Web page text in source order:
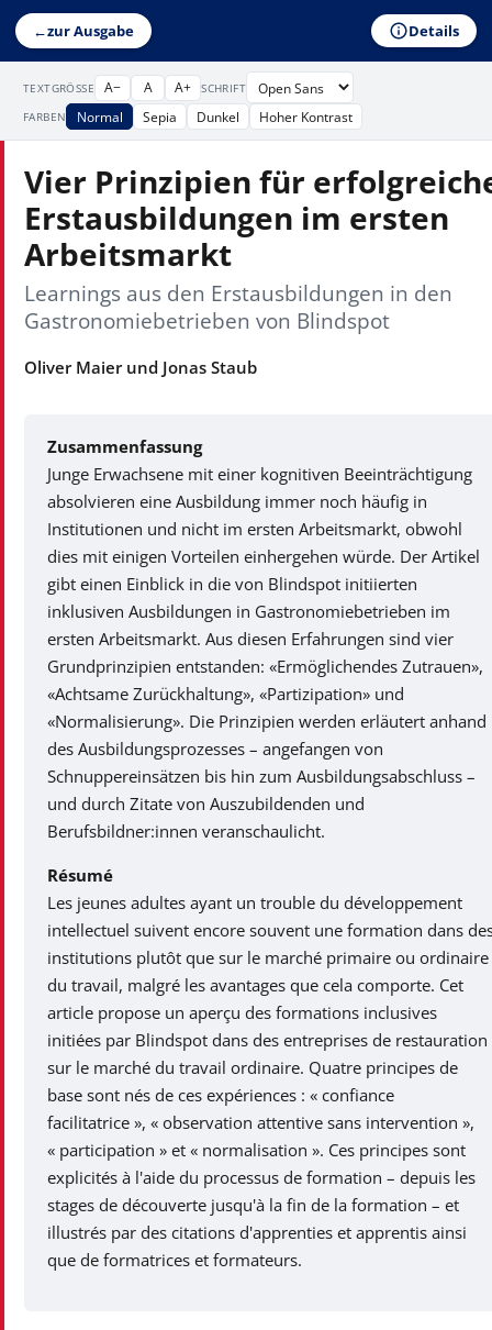
←zur Ausgabe Details
TEXTGRÖSSE A− A A+
SCHRIFT
FARBEN
Normal Sepia Dunkel Hoher Kontrast
Vier Prinzipien für
Erstausbildungen im ersten
Arbeitsmarkt
Learnings aus den Erstausbildungen in den
Gastronomiebetrieben von Blindspot
Oliver Maier und Jonas Staub
Zusammenfassung
Junge Erwachsene mit einer kognitiven Beeinträchtigung
absolvieren eine Ausbildung immer noch häufig in
Institutionen und nicht im ersten Arbeitsmarkt, obwohl
dies mit einigen Vorteilen einhergehen würde. Der Artikel
gibt einen Einblick in die von Blindspot initiierten
inklusiven Ausbildungen in Gastronomiebetrieben im
ersten Arbeitsmarkt. Aus diesen Erfahrungen sind vier
Grundprinzipien entstanden: «Ermöglichendes Zutrauen»,
«Achtsame Zurückhaltung», «Partizipation» und
«Normalisierung». Die Prinzipien werden erläutert anhand
des Ausbildungsprozesses – angefangen von
Schnuppereinsätzen bis hin zum Ausbildungsabschluss –
und durch Zitate von Auszubildenden und
Berufsbildner:innen veranschaulicht.
Résumé
Les jeunes adultes ayant un trouble du développement
intellectuel suivent encore souvent une formation dans
institutions plutôt que sur le marché primaire ou ordinaire
du travail, malgré les avantages que cela comporte. Cet
article propose un aperçu des formations inclusives
initiées par Blindspot dans des entreprises de restauration
sur le marché du travail ordinaire. Quatre principes de
base sont nés de ces expériences : « confiance
facilitatrice », « observation attentive sans intervention »,
« participation » et « normalisation ». Ces principes sont
explicités à l'aide du processus de formation – depuis les
stages de découverte jusqu'à la fin de la formation – et
illustrés par des citations d'apprenties et apprentis ainsi
que de formatrices et formateurs.